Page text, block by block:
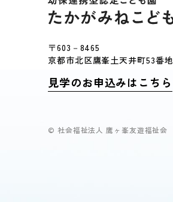
〒603－8465
京都市北区鷹峯土天井町53番地
見学のお申込みはこちら
© 社会福祉法人 鷹ヶ峯友遊福祉会